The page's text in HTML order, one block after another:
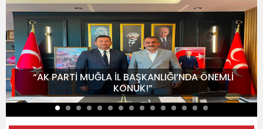
“AK PARTİ MUĞLA İL BAŞKANLIĞI’NDA ÖNEMLİ
KONUK!”